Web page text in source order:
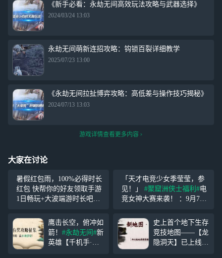
《新手必看：永劫无间高效玩法攻略与武器选择》
2024/03/24 13:03
永劫无间萌新连招攻略：钩锁百裂详细教学
2025/07/23 13:00
《永劫无间拉扯博弈攻略：高低差与操作技巧揭秘》
2024/07/13 13:03
游戏详情查看更多内容
大家在讨论
暑假红包雨，100%必得时长
红包 快帮你的好友领取手游
1日畅玩+大波端游时长吧！
com/fission/?invite_code=Q67
4E
「天才电竞少女季莹莹，参
见！」 #聚窟洲侠士福利#电
竞女神大赛来袭！ ：9月7日
电竞主题皮肤截图 点赞前十
的友友将获得永劫1h限免！
鹰击长空，俯冲如
箭！ #永劫无间#新
英雄【千机手·哈
史上首个地下生存
竞技地图——【龙
隐洞天】已上线！